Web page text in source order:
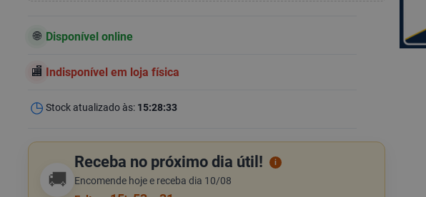
Disponível online
Indisponível em loja física
Stock atualizado às: 15:28:33
🚚
Receba no próximo dia útil! i
Encomende hoje e receba dia 10/08